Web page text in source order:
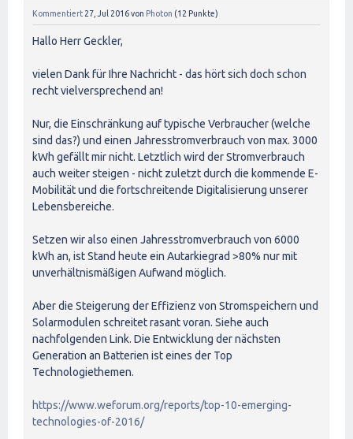
Kommentiert 27, Jul 2016von Photon (12 Punkte)
Hallo Herr Geckler,
vielen Dank für Ihre Nachricht - das hört sich doch schon
recht vielversprechend an!
Nur, die Einschränkung auf typische Verbraucher (welche
sind das?) und einen Jahresstromverbrauch von max. 3000
kWh gefällt mir nicht. Letztlich wird der Stromverbrauch
auch weiter steigen - nicht zuletzt durch die kommende E-
Mobilität und die fortschreitende Digitalisierung unserer
Lebensbereiche.
Setzen wir also einen Jahresstromverbrauch von 6000
kWh an, ist Stand heute ein Autarkiegrad >80% nur mit
unverhältnismäßigen Aufwand möglich.
Aber die Steigerung der Effizienz von Stromspeichern und
Solarmodulen schreitet rasant voran. Siehe auch
nachfolgenden Link. Die Entwicklung der nächsten
Generation an Batterien ist eines der Top
Technologiethemen.
https://www.weforum.org/reports/top-10-emerging-
technologies-of-2016/